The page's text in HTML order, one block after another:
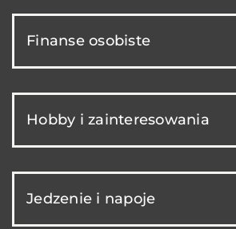
Finanse osobiste
Hobby i zainteresowania
Jedzenie i napoje